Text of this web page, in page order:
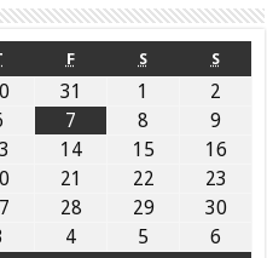
F S S
31 1
2
7 8
9
14 15
16
21 22
23
28 29
30
4 5 6